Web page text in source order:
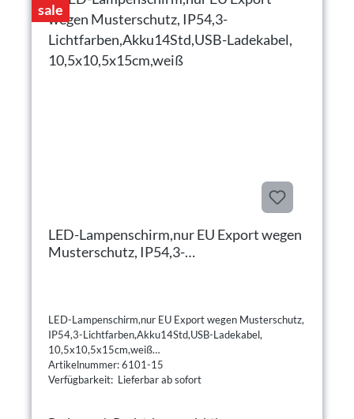
sale
LED-Lampenschirm,nur EU Export wegen
Musterschutz, IP54,3-
LED-Lampenschirm,nur EU Export wegen Musterschutz,
IP54,3-Lichtfarben,Akku14Std,USB-Ladekabel,
10,5x10,5x15cm,weiß
Artikelnummer: 6101-15
Verfügbarkeit: Lieferbar ab sofort